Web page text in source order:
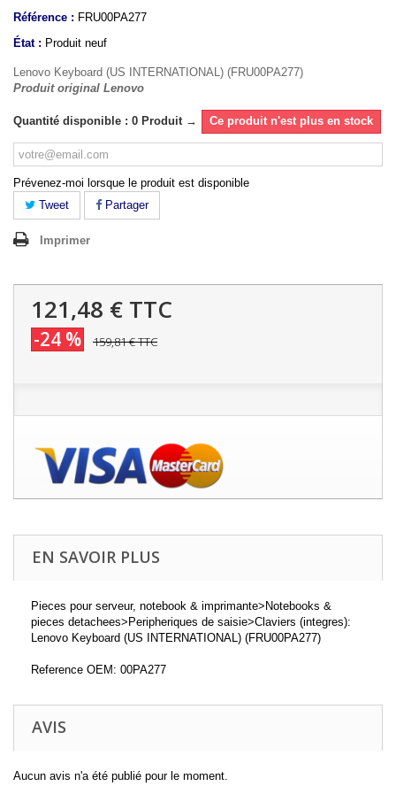
Référence : FRU00PA277
État : Produit neuf
Lenovo Keyboard (US INTERNATIONAL) (FRU00PA277)
Produit original Lenovo
Quantité disponible : 0 Produit → Ce produit n'est plus en stock
Prévenez-moi lorsque le produit est disponible
Tweet
Partager
Imprimer
121,48 € TTC
-24 % 159,81 €TTC
EN SAVOIR PLUS
Pieces pour serveur, notebook & imprimante>Notebooks &
pieces detachees>Peripheriques de saisie>Claviers (integres):
Lenovo Keyboard (US INTERNATIONAL) (FRU00PA277)
Reference OEM: 00PA277
AVIS
Aucun avis n'a été publié pour le moment.